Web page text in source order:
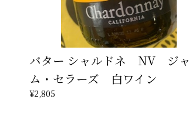
バター シャルドネ NV ジャ
ム・セラーズ 白ワイン
¥2,805